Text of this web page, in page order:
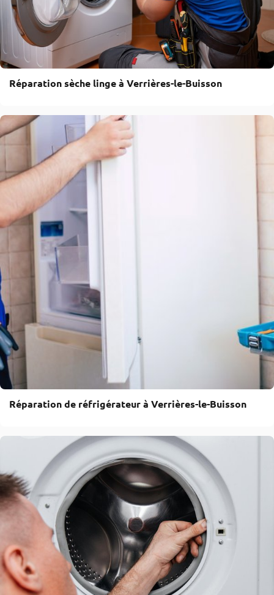
Réparation sèche linge à Verrières-le-Buisson
Réparation de réfrigérateur à Verrières-le-Buisson